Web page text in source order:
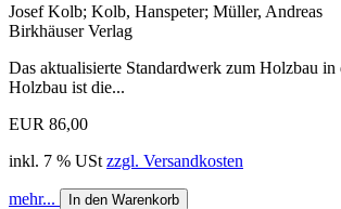
Josef Kolb; Kolb, Hanspeter; Müller, Andreas
Birkhäuser Verlag
Das aktualisierte Standardwerk zum Holzbau
Holzbau ist die...
EUR 86,00
inkl. 7 % USt zzgl. Versandkosten
mehr... In den Warenkorb